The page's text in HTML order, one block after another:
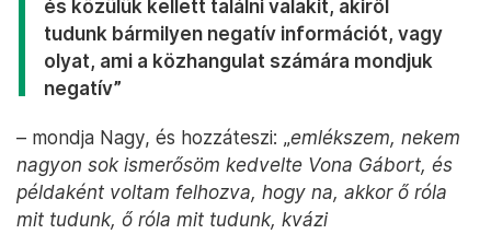
és közülük kellett találni valakit, akiről
tudunk bármilyen negatív információt, vagy
olyat, ami a közhangulat számára mondjuk
negatív”
– mondja Nagy, és hozzáteszi: „emlékszem, nekem
nagyon sok ismerősöm kedvelte Vona Gábort, és
példaként voltam felhozva, hogy na, akkor ő róla
mit tudunk, ő róla mit tudunk, kvázi